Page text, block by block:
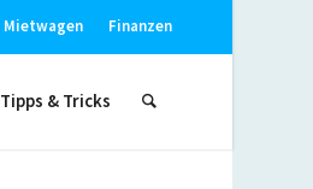
Mietwagen Finanzen
Tipps & Tricks